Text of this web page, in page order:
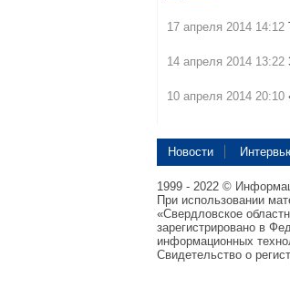
17 апреля 2014 14:12
14 апреля 2014 13:22
10 апреля 2014 20:10
Новости
1999 - 2022 ©
При использовании
«Свердловское
зарегистрировано в
информационных
Свидетельство о